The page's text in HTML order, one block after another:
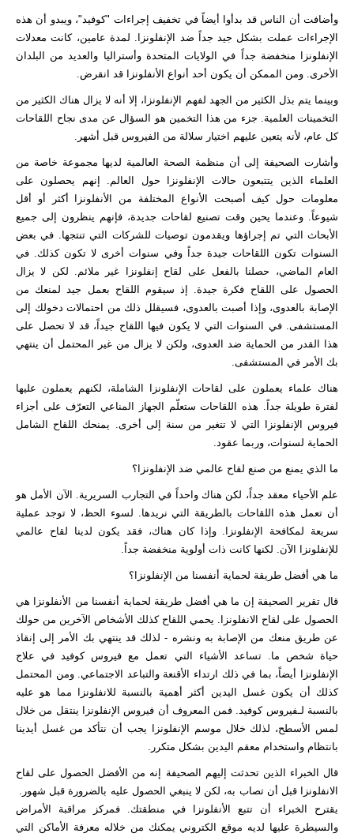
وأضافت أن الناس قد بدأوا أيضاً في تخفيف إجراءات "كوفيد"، ويبدو أن هذه
الإجراءات عملت بشكل جيد جداً ضد الإنفلونزا. لمدة عامين، كانت معدلات
الإنفلونزا منخفضة جداً في الولايات المتحدة وأستراليا والعديد من البلدان
الأخرى. ومن الممكن أن يكون أحد أنواع الأنفلونزا قد انقرض.
وبينما يتم بذل الكثير من الجهد لفهم الإنفلونزا، إلا أنه لا يزال هناك الكثير من
التخمينات العلمية. جزء من هذا التخمين هو السؤال عن مدى نجاح اللقاحات
كل عام، لأنه يتعين عليهم اختيار سلالة من الفيروس قبل أشهر.
وأشارت الصحيفة إلى أن منظمة الصحة العالمية لديها مجموعة خاصة من
العلماء الذين يتتبعون حالات الإنفلونزا حول العالم. إنهم يحصلون على
معلومات حول كيف أصبحت الأنواع المختلفة من الأنفلونزا أكثر أو أقل
شيوعاً. وعندما يحين وقت تصنيع لقاحات جديدة، فإنهم ينظرون إلى جميع
الأبحاث التي تم إجراؤها ويقدمون توصيات للشركات التي تنتجها. في بعض
السنوات تكون اللقاحات جيدة جداً وفي سنوات أخرى لا تكون كذلك. في
العام الماضي، حصلنا بالفعل على لقاح إنفلونزا غير ملائم. لكن لا يزال
الحصول على اللقاح فكرة جيدة. إذ سيقوم اللقاح بعمل جيد لمنعك من
الإصابة بالعدوى، وإذا أصبت بالعدوى، فسيقلل ذلك من احتمالات دخولك إلى
المستشفى. في السنوات التي لا يكون فيها اللقاح جيداً، قد لا تحصل على
هذا القدر من الحماية ضد العدوى، ولكن لا يزال من غير المحتمل أن ينتهي
بك الأمر في المستشفى.
هناك علماء يعملون على لقاحات الإنفلونزا الشاملة، لكنهم يعملون عليها
لفترة طويلة جداً. هذه اللقاحات ستعلّم الجهاز المناعي التعرّف على أجزاء
فيروس الإنفلونزا التي لا تتغير من سنة إلى أخرى. يمنحك اللقاح الشامل
الحماية لسنوات، وربما عقود.
ما الذي يمنع من صنع لقاح عالمي ضد الإنفلونزا؟
علم الأحياء معقد جداً، لكن هناك واحداً في التجارب السريرية. الآن الأمل هو
أن تعمل هذه اللقاحات بالطريقة التي نريدها. لسوء الحظ، لا توجد عملية
سريعة ​​لمكافحة الإنفلونزا. وإذا كان هناك، فقد يكون لدينا لقاح عالمي
للإنفلونزا الآن. لكنها كانت ذات أولوية منخفضة جداً.
ما هي أفضل طريقة لحماية أنفسنا من الإنفلونزا؟
قال تقرير الصحيفة إن ما هي أفضل طريقة لحماية أنفسنا من الأنفلونزا هي
الحصول على لقاح الانفلونزا. يحمي اللقاح كذلك الأشخاص الآخرين من حولك
عن طريق منعك من الإصابة به ونشره - لذلك قد ينتهي بك الأمر إلى إنقاذ
حياة شخص ما. تساعد الأشياء التي تعمل مع فيروس كوفيد في علاج
الإنفلونزا أيضاً، بما في ذلك ارتداء الأقنعة والتباعد الاجتماعي. ومن المحتمل
كذلك أن يكون غسل اليدين أكثر أهمية بالنسبة للانفلونزا مما هو عليه
بالنسبة لـفيروس كوفيد. فمن المعروف أن فيروس الإنفلونزا ينتقل من خلال
لمس الأسطح، لذلك خلال موسم الإنفلونزا يجب أن نتأكد من غسل أيدينا
بانتظام واستخدام معقم اليدين بشكل متكرر.
قال الخبراء الذين تحدثت إليهم الصحيفة إنه من الأفضل الحصول على لقاح
الانفلونزا قبل أن تصاب به، لكن لا ينبغي الحصول عليه بالضرورة قبل شهور.
يقترح الخبراء أن تتبع الأنفلونزا في منطقتك. فمركز مراقبة الأمراض
والسيطرة عليها لديه موقع الكتروني يمكنك من خلاله معرفة الأماكن التي